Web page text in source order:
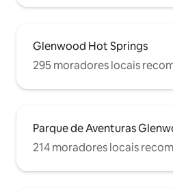
Glenwood Hot Springs
295 moradores locais
Parque de Aventuras
214 moradores locais